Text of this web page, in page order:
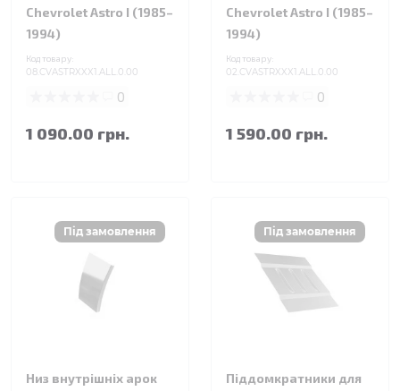
Chevrolet Astro I (1985–
1994)
Код товару:
08.CVASTRXXX1.ALL.0.00
0
1 090.00 грн.
Chevrolet Astro I (1985–
1994)
Код товару:
02.CVASTRXXX1.ALL.0.00
0
1 590.00 грн.
Низ внутрішніх арок
Піддомкратники для